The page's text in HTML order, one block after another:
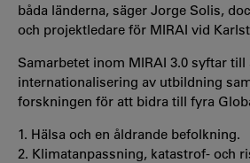
båda länderna, säger Jorge Solis,
och projektledare för MIRAI vid
Samarbetet inom MIRAI 3.0 syftar till
internationalisering av utbildning
forskningen för att bidra till fyra
1. Hälsa och en åldrande befolkning.
2. Klimatanpassning, katastrof- och